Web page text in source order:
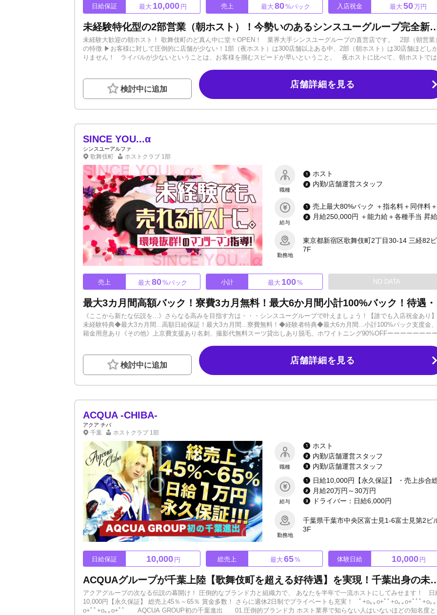
日給保証 最大 10,000 円 売上 最大80%バック 入店祝金 最大50万円
未経験特化型の2部営業（朝ホスト）！今勢いのあるシンスユーグループ完全新規店（
未経験大歓迎の朝ホスト！ 歌舞伎町のど真ん中に堂々OPEN！ 業界大手シンスユーグループの直営店です。 2部（朝営業
の特徴 ▶お客様に対して圧倒的に店舗が少ない！1部（夜ホスト）は300店舗以上ある中、2部（朝ホスト）は30店舗ほどし
りません！ ライバルが少ないということは、お客様を掴むスピードが早いということ。 夜ホストに比べて、朝ホストで
すが、 経験者もぜひお気軽にご応募ください！ シンスユーヒロインでチャンスを掴みましょう！ ■■■■■■■■■■■■ 【上
援】 ①上京費用負担 新幹線や電車、飛行機など公共交通機関の領収書を持参してください！ ②小計100％バック 期間限定
典！詳細はお問い合わせください。 ③仲間と上京OK 複数人で地方から入店の場合、一人につき3～15万円支給いたします。
ひとりだけもらうのに抵抗がある場合は、全員に入店祝い金という形をとったり、全員日給UPなどのプランから選んでいただ
けます。 +マンション寮完備 店から徒歩10分にあるオートロックマンション寮に、上京していただいたみんなで一緒に住
けがあるなど遠慮なくご相談ください。 解決できなかったトラブルはありません！ ■■■■■■■■■■■■ 新たな物語が動き出
その主人公はあなたかもしれない！ まずはお気軽にご応募・お問い合わせください！
検討中に追加 店舗詳細を見る
SINCE YOU...α
シンスユーアルファ
歌舞伎町 ホストクラブ 1部
職種
ホスト
内勤/店舗運営スタッフ
給与
勤務地
東京都新宿区歌舞伎町2丁目30-14 三経82
7F
売上 最大80%バック 小計 最大 100% NO DATA
《ここから新たな伝説を...》さらなる高みを目指す方は・・・シンスユーグループで叶えましょう！【誰でも入店祝金あり
未経験特典◆最大3カ月間...高額日給保証！最大3カ月間...寮費無料！◆経験者特典◆最大6カ月間...小計100%バック支度金
籍金用意あり《その他》上京費支援あり名刺、撮影代無料スーツ貸出しあり脱毛、ホワイトニング90%OFFーーーーーーー
ば、必ず道は開けます。トッププレイヤーがマンツーマン指導していくので心配はありません。人気プレイヤー多数輩出働
すさ、売れやすさ、稼ぎやすさ。シンスユーグループならすべてが揃っています。後は貴方のやる気と努力次第で、勝ち上が
ていけます。ーーーーーーーーーーーーーー前のお店でいざこざがあった。トラブルの多いお店だった。厳しい上下関係が不
安。こういった人間関係でお悩みの方もぜひお越しください。当店では、定期的にレクリエーションを開催するなど、ホスト
士の親睦も深めています。お互いを良き仲間として、良きライバルとして。一緒に上を目指して盛り上がっていけるお店で
検討中に追加 店舗詳細を見る
ACQUA -CHIBA-
アクア チバ
千葉 ホストクラブ 1部
職種
ホスト
内勤/店舗運営スタッフ
内勤/店舗運営スタッフ
給与
月給20万円～30万円
ドライバー：日給6,000円
勤務地
千葉県千葉市中央区富士見1-6富士見第2ビ
3F
日給保証 10,000 円 総売上 最大65% 体験日給 10,000 円
ACQUAグループが千葉上陸【歌舞伎町を超える好待遇】を実現！千葉出身の
アクアグループの次なる伝説の幕開け！ 圧倒的なブランド力と組織力で、 あなたを半年で一流ホストにしてみせます！ 日
10,000円【永久保証】 総売上45％～65％ 賞金多数！ さらに週休2日制でプライベートも充実！ ﾟ+o｡｡o+ﾟﾟ+o｡｡o+ﾟﾟﾟ+o｡｡
o+ﾟﾟ+o｡｡o+ﾟﾟ AQCUA GROUP初の千葉進出 01.圧倒的ブランド力 ホスト業界で知らない人はいないほどの知名度と